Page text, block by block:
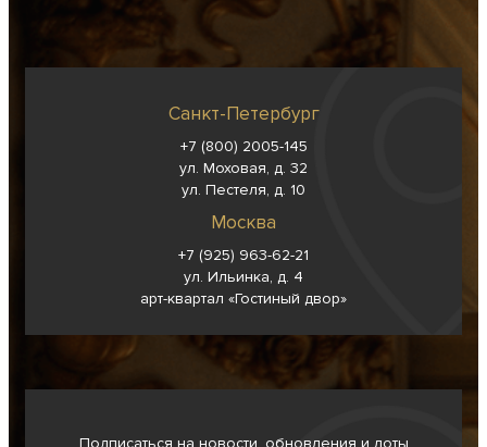
Санкт-Петербург
+7 (800) 2005-145
ул. Моховая, д. 32
ул. Пестеля, д. 10
Москва
+7 (925) 963-62-21
ул. Ильинка, д. 4
арт-квартал «Гостиный двор»